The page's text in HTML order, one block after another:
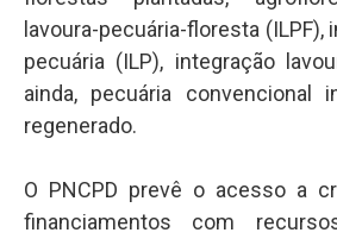
lavoura-pecuária-floresta (ILPF),
pecuária (ILP), integração
ainda, pecuária convencional
regenerado.
O PNCPD prevê o acesso a
financiamentos com